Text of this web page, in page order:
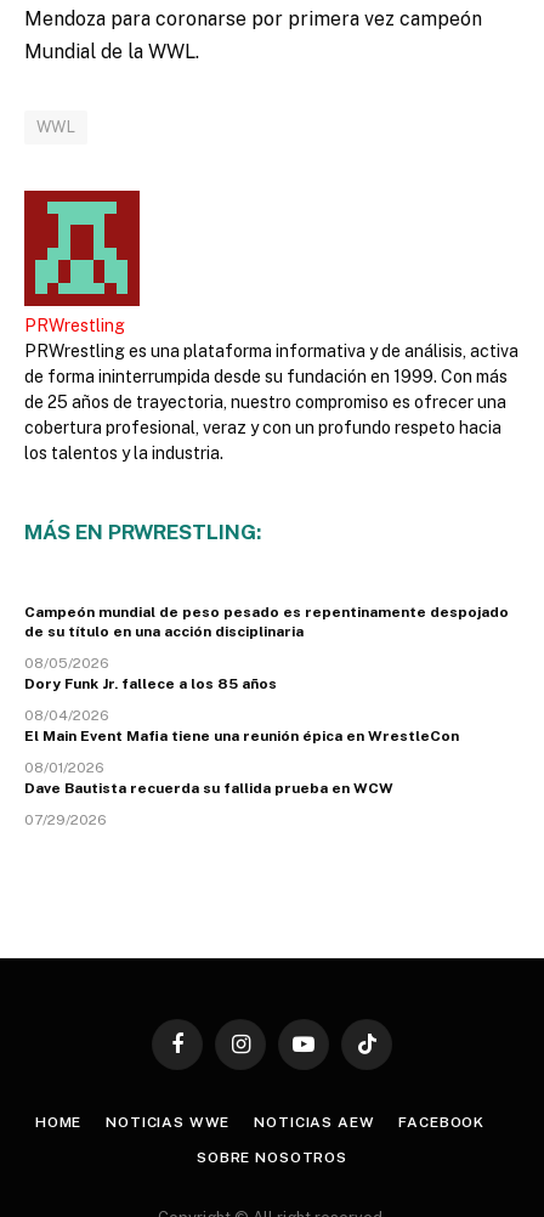
Mendoza para coronarse por primera vez campeón
Mundial de la WWL.
WWL
PRWrestling
PRWrestling es una plataforma informativa y de análisis, activa
de forma ininterrumpida desde su fundación en 1999. Con más
de 25 años de trayectoria, nuestro compromiso es ofrecer una
cobertura profesional, veraz y con un profundo respeto hacia
los talentos y la industria.
MÁS EN PRWRESTLING:
Campeón mundial de peso pesado es repentinamente despojado
de su título en una acción disciplinaria
08/05/2026
Dory Funk Jr. fallece a los 85 años
08/04/2026
El Main Event Mafia tiene una reunión épica en WrestleCon
08/01/2026
Dave Bautista recuerda su fallida prueba en WCW
07/29/2026
FacebookInstagramYouTubeTikTok
HOME NOTICIAS WWE NOTICIAS AEW FACEBOOK
SOBRE NOSOTROS